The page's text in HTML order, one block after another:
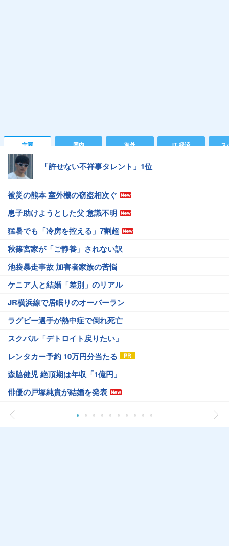
主要 国内 海外 IT 経済 ス
「許せない不祥事タレント」1位
被災の熊本 室外機の窃盗相次ぐ
息子助けようとした父 意識不明
猛暑でも「冷房を控える」7割超
秋篠宮家が「ご静養」されない訳
池袋暴走事故 加害者家族の苦悩
ケニア人と結婚「差別」のリアル
JR横浜線で居眠りのオーバーラン
ラグビー選手が熱中症で倒れ死亡
スクバル「デトロイト戻りたい」
レンタカー予約 10万円分当たる
森脇健児 絶頂期は年収「1億円」
俳優の戸塚純貴が結婚を発表